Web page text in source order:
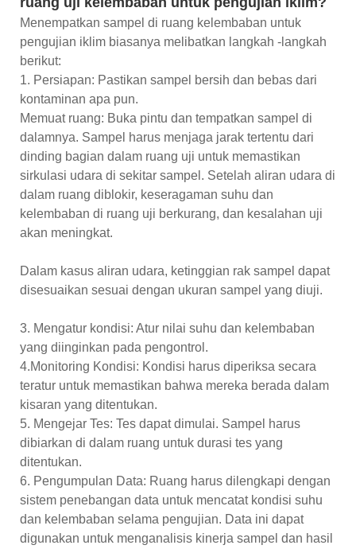
Menempatkan sampel di ruang kelembaban untuk
pengujian iklim biasanya melibatkan langkah -langkah
berikut:
1. Persiapan: Pastikan sampel bersih dan bebas dari
kontaminan apa pun.
Memuat ruang: Buka pintu dan tempatkan sampel di
dalamnya. Sampel harus menjaga jarak tertentu dari
dinding bagian dalam ruang uji untuk memastikan
sirkulasi udara di sekitar sampel. Setelah aliran udara di
dalam ruang diblokir, keseragaman suhu dan
kelembaban di ruang uji berkurang, dan kesalahan uji
akan meningkat.
Dalam kasus aliran udara, ketinggian rak sampel dapat
disesuaikan sesuai dengan ukuran sampel yang diuji.
3. Mengatur kondisi: Atur nilai suhu dan kelembaban
yang diinginkan pada pengontrol.
4.Monitoring Kondisi: Kondisi harus diperiksa secara
teratur untuk memastikan bahwa mereka berada dalam
kisaran yang ditentukan.
5. Mengejar Tes: Tes dapat dimulai. Sampel harus
dibiarkan di dalam ruang untuk durasi tes yang
ditentukan.
6. Pengumpulan Data: Ruang harus dilengkapi dengan
sistem penebangan data untuk mencatat kondisi suhu
dan kelembaban selama pengujian. Data ini dapat
digunakan untuk menganalisis kinerja sampel dan hasil